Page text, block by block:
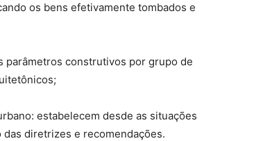
os bens efetivamente tombados e
parâmetros construtivos por grupo de
estabelecem desde as situações
diretrizes e recomendações.